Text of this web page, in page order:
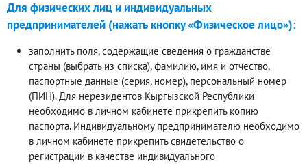
Для физических лиц и индивидуальных
предпринимателей (нажать кнопку «Физическое лицо»):
заполнить поля, содержащие сведения о гражданстве
страны (выбрать из списка), фамилию, имя и отчество,
паспортные данные (серия, номер), персональный номер
(ПИН). Для нерезидентов Кыргызской Республики
необходимо в личном кабинете прикрепить копию
паспорта. Индивидуальному предпринимателю необходимо
в личном кабинете прикрепить свидетельство о
регистрации в качестве индивидуального